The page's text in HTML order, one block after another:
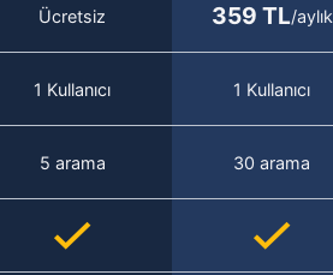
Ücretsiz 359 TL/aylık
1 Kullanıcı 1 Kullanıcı
5 arama 30 arama